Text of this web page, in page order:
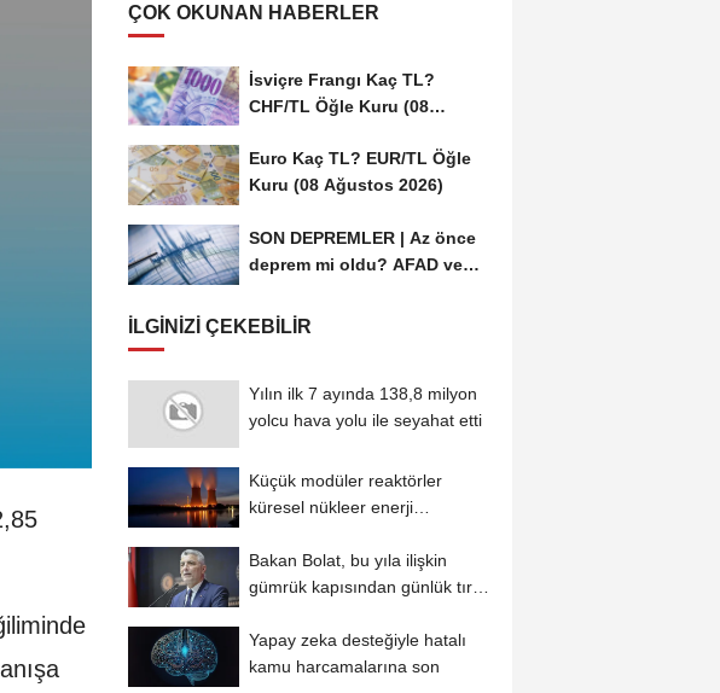
ÇOK OKUNAN HABERLER
İsviçre Frangı Kaç TL?
CHF/TL Öğle Kuru (08
Euro Kaç TL? EUR/TL Öğle
Kuru (08 Ağustos 2026)
SON DEPREMLER | Az önce
deprem mi oldu? AFAD ve
İLGINIZI ÇEKEBILIR
Yılın ilk 7 ayında 138,8 milyon
yolcu hava yolu ile seyahat etti
Küçük modüler reaktörler
küresel nükleer enerji
Bakan Bolat, bu yıla ilişkin
gümrük kapısından günlük tır
Yapay zeka desteğiyle hatalı
kamu harcamalarına son